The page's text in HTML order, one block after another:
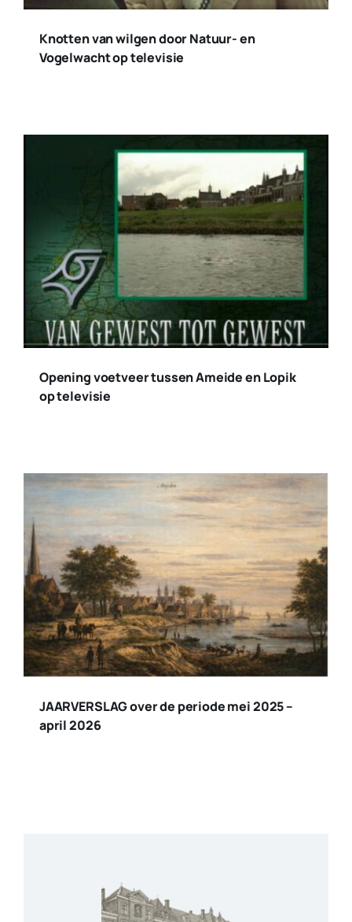
Knotten van wilgen door Natuur- en
Vogelwacht op televisie
Opening voetveer tussen Ameide en Lopik
op televisie
JAARVERSLAG over de periode mei 2025 –
april 2026